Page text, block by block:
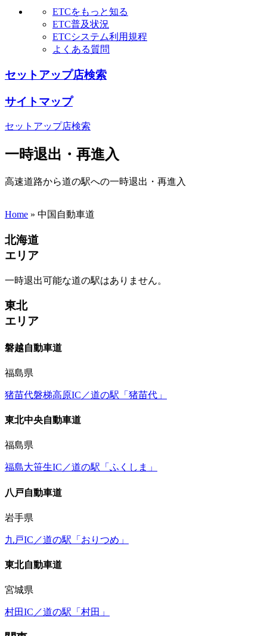
ETCをもっと知る
ETC普及状況
ETCシステム利用規程
よくある質問
セットアップ店検索
サイトマップ
セットアップ店検索
一時退出・再進入
高速道路から道の駅への一時退出・再進入
Home » 中国自動車道
北海道
エリア
一時退出可能な道の駅はありません。
東北
エリア
磐越自動車道
福島県
猪苗代磐梯高原IC／道の駅「猪苗代」
東北中央自動車道
福島県
福島大笹生IC／道の駅「ふくしま」
八戸自動車道
岩手県
九戸IC／道の駅「おりつめ」
東北自動車道
宮城県
村田IC／道の駅「村田」